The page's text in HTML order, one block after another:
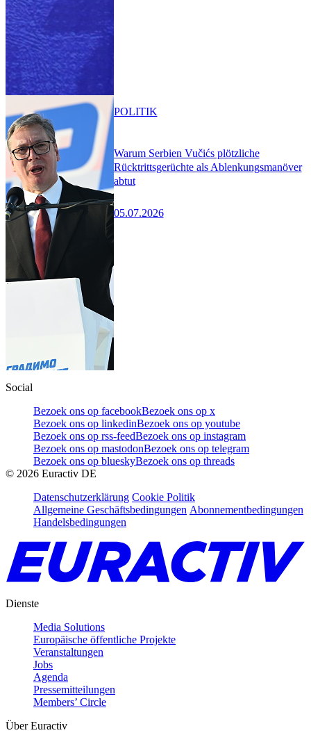
Warum Serbien Vučićs plötzliche
Rücktrittsgerüchte als Ablenkungsmanöver
abtut
05.07.2026
POLITIK
Social
Bezoek ons op facebookBezoek ons op x
Bezoek ons op linkedinBezoek ons op youtube
Bezoek ons op rss-feedBezoek ons op instagram
Bezoek ons op mastodonBezoek ons op telegram
Bezoek ons op blueskyBezoek ons op threads
© 2026 Euractiv DE
Datenschutzerklärung Cookie Politik
Allgemeine Geschäftsbedingungen Abonnementbedingungen
Handelsbedingungen
Dienste
Media Solutions
Europäische öffentliche Projekte
Veranstaltungen
Jobs
Agenda
Pressemitteilungen
Members’ Circle
Über Euractiv